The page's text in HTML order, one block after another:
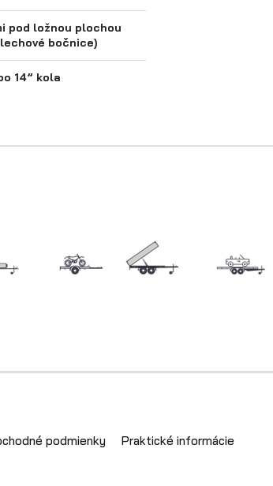
pod ložnou plochou
bočnice)
14” kola
podmienky Praktické informácie